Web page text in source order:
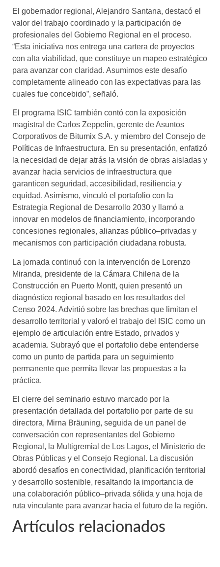
El gobernador regional, Alejandro Santana, destacó el
valor del trabajo coordinado y la participación de
profesionales del Gobierno Regional en el proceso.
“Esta iniciativa nos entrega una cartera de proyectos
con alta viabilidad, que constituye un mapeo estratégico
para avanzar con claridad. Asumimos este desafío
completamente alineado con las expectativas para las
cuales fue concebido”, señaló.
El programa ISIC también contó con la exposición
magistral de Carlos Zeppelin, gerente de Asuntos
Corporativos de Bitumix S.A. y miembro del Consejo de
Políticas de Infraestructura. En su presentación, enfatizó
la necesidad de dejar atrás la visión de obras aisladas y
avanzar hacia servicios de infraestructura que
garanticen seguridad, accesibilidad, resiliencia y
equidad. Asimismo, vinculó el portafolio con la
Estrategia Regional de Desarrollo 2030 y llamó a
innovar en modelos de financiamiento, incorporando
concesiones regionales, alianzas público–privadas y
mecanismos con participación ciudadana robusta.
La jornada continuó con la intervención de Lorenzo
Miranda, presidente de la Cámara Chilena de la
Construcción en Puerto Montt, quien presentó un
diagnóstico regional basado en los resultados del
Censo 2024. Advirtió sobre las brechas que limitan el
desarrollo territorial y valoró el trabajo del ISIC como un
ejemplo de articulación entre Estado, privados y
academia. Subrayó que el portafolio debe entenderse
como un punto de partida para un seguimiento
permanente que permita llevar las propuestas a la
práctica.
El cierre del seminario estuvo marcado por la
presentación detallada del portafolio por parte de su
directora, Mirna Bräuning, seguida de un panel de
conversación con representantes del Gobierno
Regional, la Multigremial de Los Lagos, el Ministerio de
Obras Públicas y el Consejo Regional. La discusión
abordó desafíos en conectividad, planificación territorial
y desarrollo sostenible, resaltando la importancia de
una colaboración público–privada sólida y una hoja de
ruta vinculante para avanzar hacia el futuro de la región.
Artículos relacionados